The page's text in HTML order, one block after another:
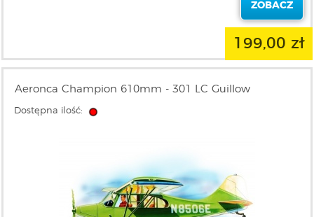
ZOBACZ
199,00 zł
Aeronca Champion 610mm - 301 LC Guillow
Dostępna ilość: